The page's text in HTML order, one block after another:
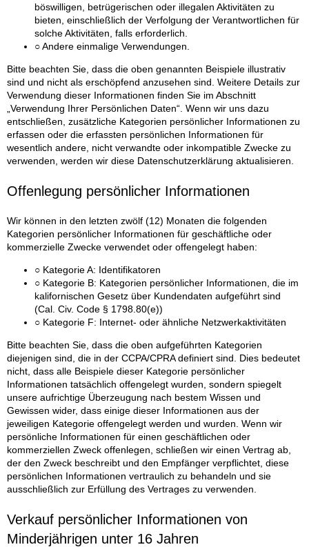
böswilligen, betrügerischen oder illegalen Aktivitäten zu
bieten, einschließlich der Verfolgung der Verantwortlichen für
solche Aktivitäten, falls erforderlich.
○ Andere einmalige Verwendungen.
Bitte beachten Sie, dass die oben genannten Beispiele illustrativ
sind und nicht als erschöpfend anzusehen sind. Weitere Details zur
Verwendung dieser Informationen finden Sie im Abschnitt
„Verwendung Ihrer Persönlichen Daten“. Wenn wir uns dazu
entschließen, zusätzliche Kategorien persönlicher Informationen zu
erfassen oder die erfassten persönlichen Informationen für
wesentlich andere, nicht verwandte oder inkompatible Zwecke zu
verwenden, werden wir diese Datenschutzerklärung aktualisieren.
Offenlegung persönlicher Informationen
Wir können in den letzten zwölf (12) Monaten die folgenden
Kategorien persönlicher Informationen für geschäftliche oder
kommerzielle Zwecke verwendet oder offengelegt haben:
○ Kategorie A: Identifikatoren
○ Kategorie B: Kategorien persönlicher Informationen, die im
kalifornischen Gesetz über Kundendaten aufgeführt sind
(Cal. Civ. Code § 1798.80(e))
○ Kategorie F: Internet- oder ähnliche Netzwerkaktivitäten
Bitte beachten Sie, dass die oben aufgeführten Kategorien
diejenigen sind, die in der CCPA/CPRA definiert sind. Dies bedeutet
nicht, dass alle Beispiele dieser Kategorie persönlicher
Informationen tatsächlich offengelegt wurden, sondern spiegelt
unsere aufrichtige Überzeugung nach bestem Wissen und
Gewissen wider, dass einige dieser Informationen aus der
jeweiligen Kategorie offengelegt werden und wurden. Wenn wir
persönliche Informationen für einen geschäftlichen oder
kommerziellen Zweck offenlegen, schließen wir einen Vertrag ab,
der den Zweck beschreibt und den Empfänger verpflichtet, diese
persönlichen Informationen vertraulich zu behandeln und sie
ausschließlich zur Erfüllung des Vertrages zu verwenden.
Verkauf persönlicher Informationen von
Minderjährigen unter 16 Jahren